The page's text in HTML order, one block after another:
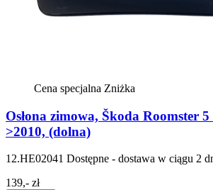
Cena specjalna Zniżka
Osłona zimowa, Škoda Roomster
>2010, (dolna)
12.HE02041 Dostępne - dostawa w ciągu 2
139,- zł